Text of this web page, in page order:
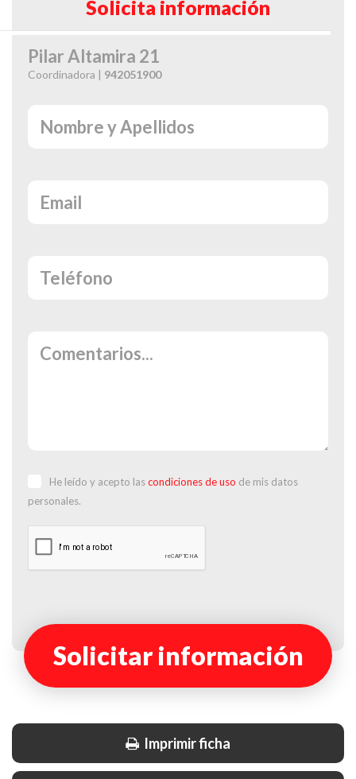
Solicita información
Pilar Altamira 21
Coordinadora | 942051900
He leído y acepto lascondiciones de uso de mis datos
personales.
Solicitar información
Imprimir ficha